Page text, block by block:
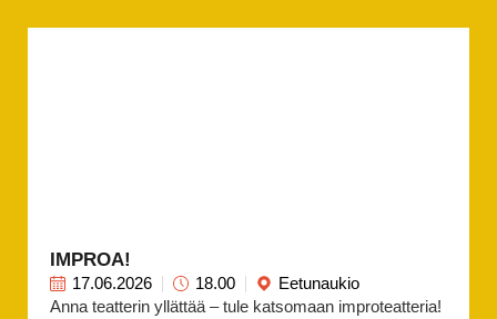
IMPROA!
17.06.2026 18.00
Eetunaukio
Anna teatterin yllättää – tule katsomaan improteatteria!